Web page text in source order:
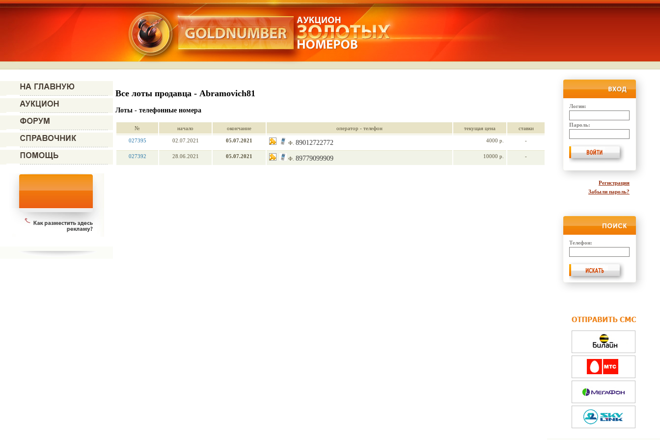
Все лоты продавца - Abramovich81
Лоты - телефонные номера
№ начало окончание оператор - телефон текущая цена ставки
027395 02.07.2021 05.07.2021 Ф. 89012722772 4000 р. -
027392 28.06.2021 05.07.2021 Ф. 89779099909 10000 р. -
Логин:
Пароль:
Регистрация
Забыли пароль?
Телефон: